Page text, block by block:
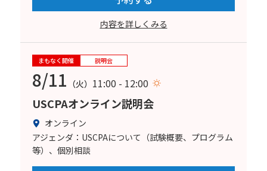
内容を詳しくみる
まもなく開催 説明会
8/11 （火） 11:00 - 12:00
USCPAオンライン説明会
オンライン
アジェンダ：USCPAについて（試験概要、プログラム
等）、個別相談